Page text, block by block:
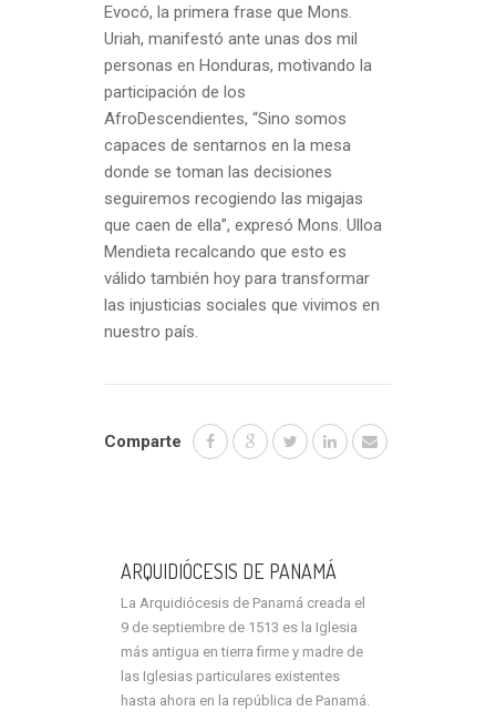
Evocó, la primera frase que Mons.
Uriah, manifestó ante unas dos mil
personas en Honduras, motivando la
participación de los
AfroDescendientes, “Sino somos
capaces de sentarnos en la mesa
donde se toman las decisiones
seguiremos recogiendo las migajas
que caen de ella”, expresó Mons. Ulloa
Mendieta recalcando que esto es
válido también hoy para transformar
las injusticias sociales que vivimos en
nuestro país.
Comparte
ARQUIDIÓCESIS DE PANAMÁ
La Arquidiócesis de Panamá creada el
9 de septiembre de 1513 es la Iglesia
más antigua en tierra firme y madre de
las Iglesias particulares existentes
hasta ahora en la república de Panamá.